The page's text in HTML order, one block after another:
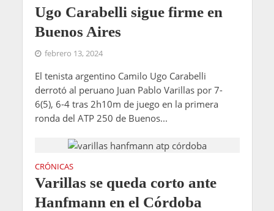
Ugo Carabelli sigue firme en
Buenos Aires
febrero 13, 2024
El tenista argentino Camilo Ugo Carabelli
derrotó al peruano Juan Pablo Varillas por 7-
6(5), 6-4 tras 2h10m de juego en la primera
ronda del ATP 250 de Buenos...
CRÓNICAS
Varillas se queda corto ante
Hanfmann en el Córdoba